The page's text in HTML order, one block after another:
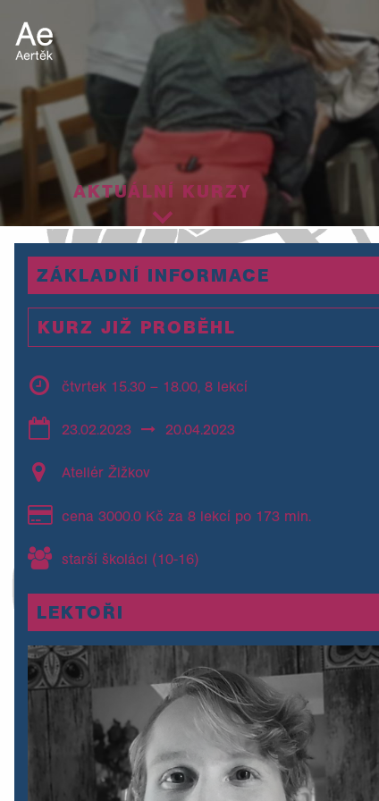
AKTUÁLNÍ KURZY
ZÁKLADNÍ INFORMACE
KURZ JIŽ PROBĚHL
čtvrtek 15.30 – 18.00, 8 lekcí
23.02.2023 20.04.2023
Ateliér Žižkov
cena 3000.0 Kč za 8 lekcí po 173 min.
starší školáci (10-16)
LEKTOŘI